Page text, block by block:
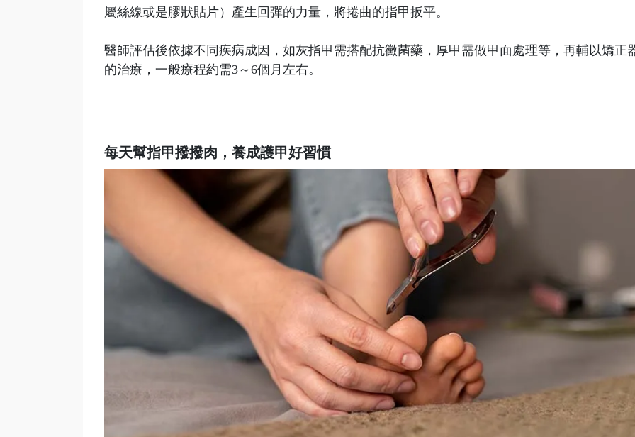
屬絲線或是膠狀貼片）產生回彈的力量，將捲曲的指甲扳平。
醫師評估後依據不同疾病成因，如灰指甲需搭配抗黴菌藥，厚甲需做甲面處理等，再輔以矯正
的治療，一般療程約需3～6個月左右。
每天幫指甲撥撥肉，養成護甲好習慣